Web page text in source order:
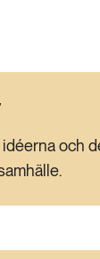
idéerna och